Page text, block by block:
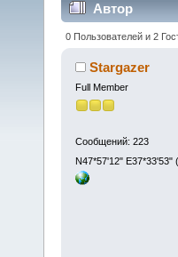
Автор
0 Пользователей и 2
Stargazer
Full Member
Сообщений: 223
N47*57'12" E37*33'53"